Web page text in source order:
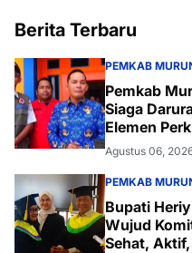
Berita Terbaru
PEMKAB
Pemkab
Siaga
Elemen
Agustus 06,
PEMKAB
Bupati
Wujud
Sehat,